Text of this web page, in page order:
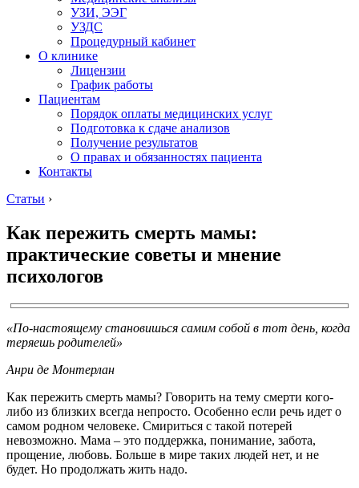
УЗИ, ЭЭГ
УЗДС
Процедурный кабинет
О клинике
Лицензии
График работы
Пациентам
Порядок оплаты медицинских услуг
Подготовка к сдаче анализов
Получение результатов
О правах и обязанностях пациента
Контакты
Статьи ›
Как пережить смерть мамы:
практические советы и мнение
психологов
«По-настоящему становишься самим собой в тот день, когда
теряешь родителей»
Анри де Монтерлан
Как пережить смерть мамы? Говорить на тему смерти кого-
либо из близких всегда непросто. Особенно если речь идет о
самом родном человеке. Смириться с такой потерей
невозможно. Мама – это поддержка, понимание, забота,
прощение, любовь. Больше в мире таких людей нет, и не
будет. Но продолжать жить надо.